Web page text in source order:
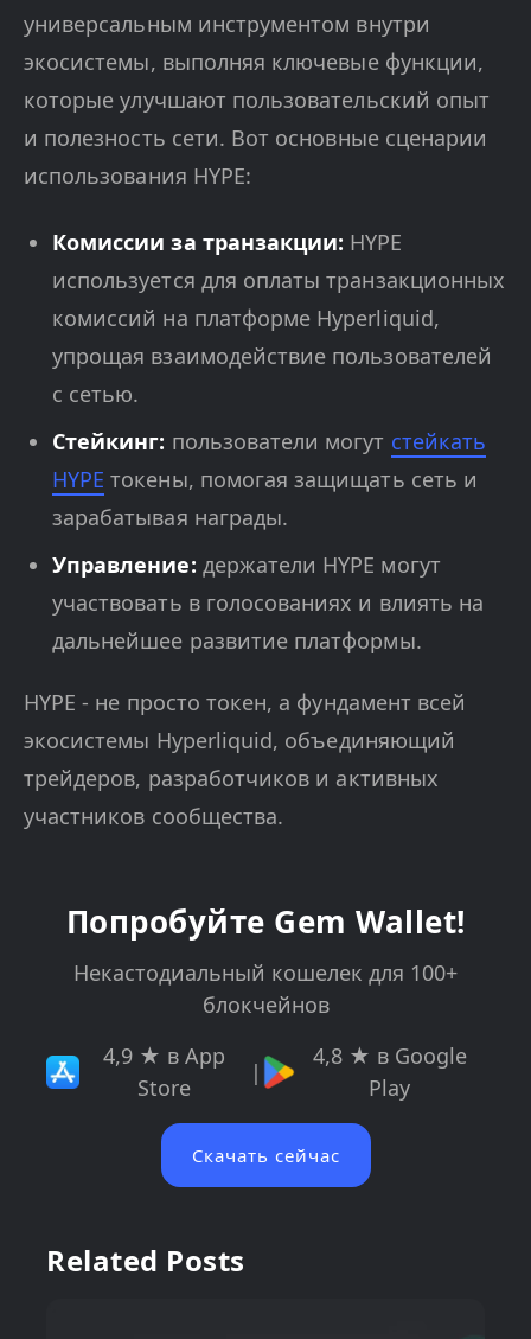
универсальным инструментом внутри
экосистемы, выполняя ключевые функции,
которые улучшают пользовательский опыт
и полезность сети. Вот основные сценарии
использования HYPE:
Комиссии за транзакции: HYPE
используется для оплаты транзакционных
комиссий на платформе Hyperliquid,
упрощая взаимодействие пользователей
с сетью.
Стейкинг: пользователи могут стейкать
HYPE токены, помогая защищать сеть и
зарабатывая награды.
Управление: держатели HYPE могут
участвовать в голосованиях и влиять на
дальнейшее развитие платформы.
HYPE - не просто токен, а фундамент всей
экосистемы Hyperliquid, объединяющий
трейдеров, разработчиков и активных
участников сообщества.
Попробуйте Gem Wallet!
Некастодиальный кошелек для 100+
блокчейнов
4,9 ★ в App
Store
|
4,8 ★ в Google
Play
Скачать сейчас
Related Posts